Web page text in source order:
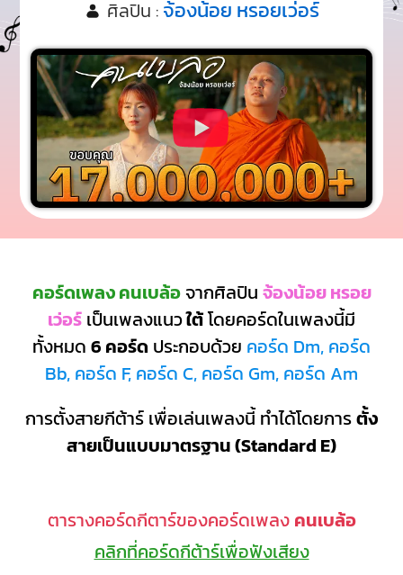
ศิลปิน : จ้องน้อย หรอยเว่อร์
คอร์ดเพลง คนเบล้อจากศิลปิน จ้องน้อย หรอย
เว่อร์ เป็นเพลงแนวใต้โดยคอร์ดในเพลงนี้มี
ทั้งหมด 6 คอร์ด ประกอบด้วย คอร์ด Dm, คอร์ด
Bb, คอร์ด F, คอร์ด C, คอร์ด Gm, คอร์ด Am
การตั้งสายกีต้าร์ เพื่อเล่นเพลงนี้ ทำได้โดยการตั้ง
สายเป็นแบบมาตรฐาน (Standard E)
ตารางคอร์ดกีตาร์ของคอร์ดเพลง คนเบล้อ
คลิกที่คอร์ดกีต้าร์เพื่อฟังเสียง